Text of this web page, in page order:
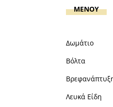
MENOY
Δωμάτιο
Βόλτα
Λευκά Είδη